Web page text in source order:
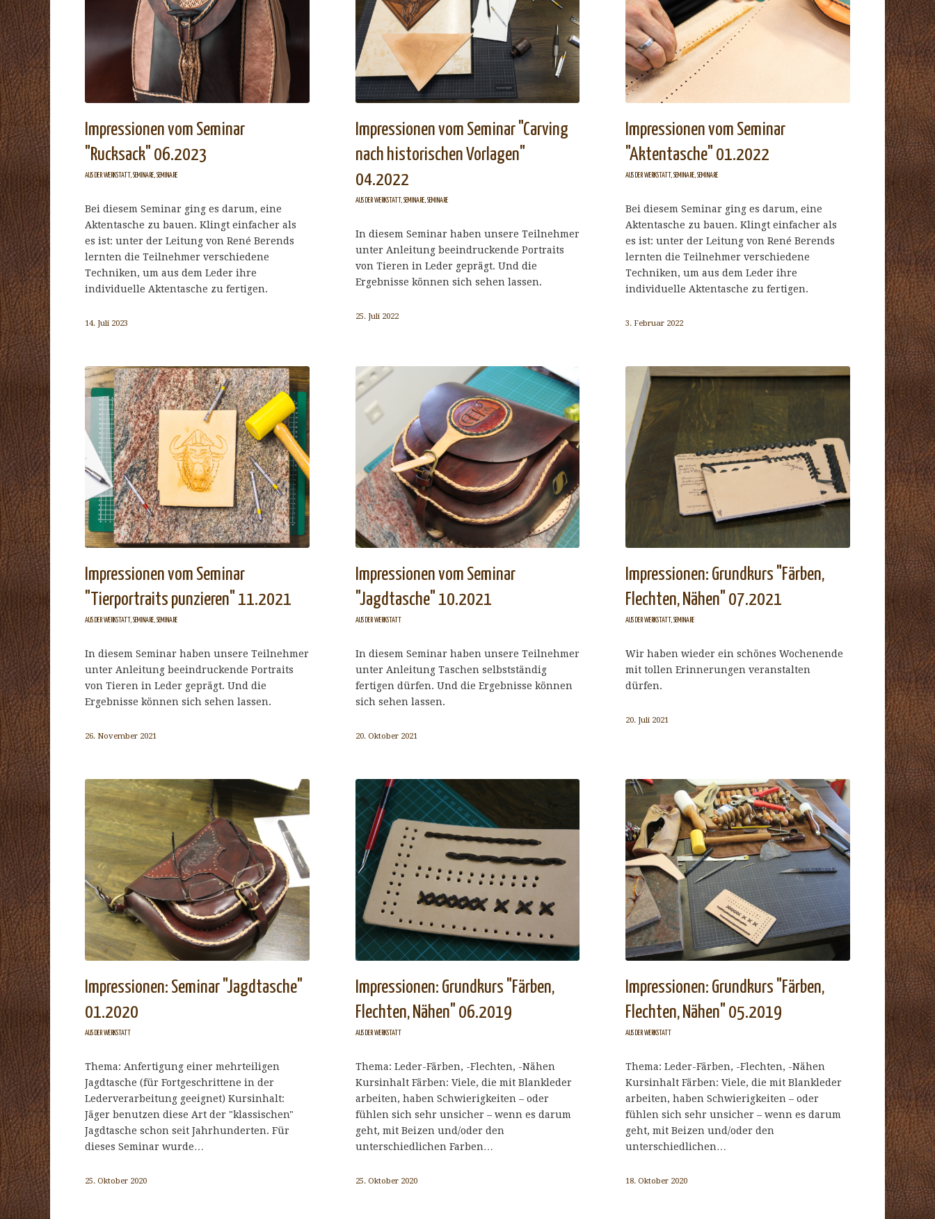
Impressionen vom Seminar
"Rucksack" 06.2023
AUS DER WERKSTATT , SEMINARE, SEMINARE
Bei diesem Seminar ging es darum, eine
Aktentasche zu bauen. Klingt einfacher als
es ist: unter der Leitung von René Berends
lernten die Teilnehmer verschiedene
Techniken, um aus dem Leder ihre
individuelle Aktentasche zu fertigen.
14. Juli 2023
Impressionen vom Seminar "Carving
nach historischen Vorlagen"
04.2022
AUS DER WERKSTATT , SEMINARE, SEMINARE
In diesem Seminar haben unsere Teilnehmer
unter Anleitung beeindruckende Portraits
von Tieren in Leder geprägt. Und die
Ergebnisse können sich sehen lassen.
25. Juli 2022
Impressionen vom Seminar
"Aktentasche" 01.2022
AUS DER WERKSTATT ,SEMINARE,SEMINARE
Bei diesem Seminar ging es darum, eine
Aktentasche zu bauen. Klingt einfacher als
es ist: unter der Leitung von René Berends
lernten die Teilnehmer verschiedene
Techniken, um aus dem Leder ihre
individuelle Aktentasche zu fertigen.
3. Februar 2022
Impressionen vom Seminar
"Tierportraits punzieren" 11.2021
AUS DER WERKSTATT , SEMINARE, SEMINARE
In diesem Seminar haben unsere Teilnehmer
unter Anleitung beeindruckende Portraits
von Tieren in Leder geprägt. Und die
Ergebnisse können sich sehen lassen.
26. November 2021
Impressionen vom Seminar
"Jagdtasche" 10.2021
AUS DER WERKSTATT
In diesem Seminar haben unsere Teilnehmer
unter Anleitung Taschen selbstständig
fertigen dürfen. Und die Ergebnisse können
sich sehen lassen.
20. Oktober 2021
Impressionen: Grundkurs "Färben,
Flechten, Nähen" 07.2021
AUS DER WERKSTATT ,SEMINARE
Wir haben wieder ein schönes Wochenende
mit tollen Erinnerungen veranstalten
dürfen.
20. Juli 2021
Impressionen: Seminar "Jagdtasche"
01.2020
AUS DER WERKSTATT
Thema: Anfertigung einer mehrteiligen
Jagdtasche (für Fortgeschrittene in der
Lederverarbeitung geeignet) Kursinhalt:
Jäger benutzen diese Art der "klassischen"
Jagdtasche schon seit Jahrhunderten. Für
dieses Seminar wurde…
25. Oktober 2020
Impressionen: Grundkurs "Färben,
Flechten, Nähen" 06.2019
AUS DER WERKSTATT
Thema: Leder-Färben, -Flechten, -Nähen
Kursinhalt Färben: Viele, die mit Blankleder
arbeiten, haben Schwierigkeiten – oder
fühlen sich sehr unsicher – wenn es darum
geht, mit Beizen und/oder den
unterschiedlichen Farben…
25. Oktober 2020
Impressionen: Grundkurs "Färben,
Flechten, Nähen" 05.2019
AUS DER WERKSTATT
Thema: Leder-Färben, -Flechten, -Nähen
Kursinhalt Färben: Viele, die mit Blankleder
arbeiten, haben Schwierigkeiten – oder
fühlen sich sehr unsicher – wenn es darum
geht, mit Beizen und/oder den
unterschiedlichen…
18. Oktober 2020